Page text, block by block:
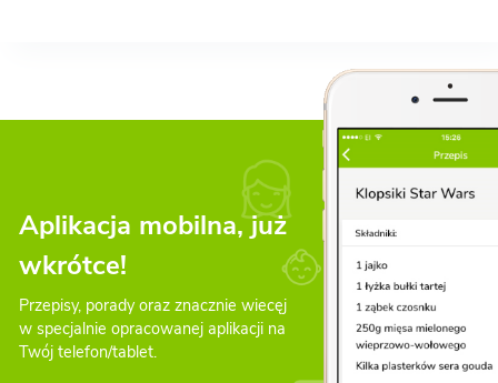
Aplikacja mobilna, już
wkrótce!
Przepisy, porady oraz znacznie wiecęj
w specjalnie opracowanej aplikacji na
Twój telefon/tablet.